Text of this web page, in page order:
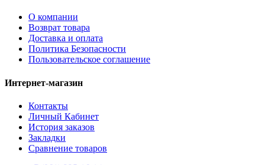
О компании
Возврат товара
Доставка и оплата
Политика Безопасности
Пользовательское соглашение
Интернет-магазин
Контакты
Личный Кабинет
История заказов
Закладки
Сравнение товаров